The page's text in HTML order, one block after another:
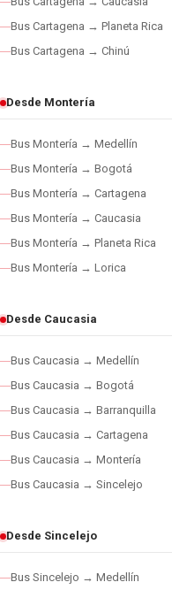
Bus Cartagena → Planeta Rica
Bus Cartagena → Chinú
Desde Montería
Bus Montería → Medellín
Bus Montería → Bogotá
Bus Montería → Cartagena
Bus Montería → Caucasia
Bus Montería → Planeta Rica
Bus Montería → Lorica
Desde Caucasia
Bus Caucasia → Medellín
Bus Caucasia → Bogotá
Bus Caucasia → Barranquilla
Bus Caucasia → Cartagena
Bus Caucasia → Montería
Bus Caucasia → Sincelejo
Desde Sincelejo
Bus Sincelejo → Medellín